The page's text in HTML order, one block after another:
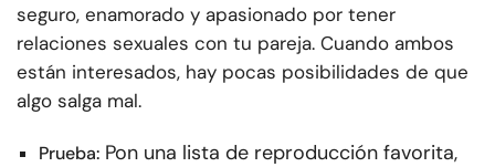
seguro, enamorado y apasionado por tener
relaciones sexuales con tu pareja. Cuando ambos
están interesados, hay pocas posibilidades de que
algo salga mal.
Prueba: Pon una lista de reproducción favorita,